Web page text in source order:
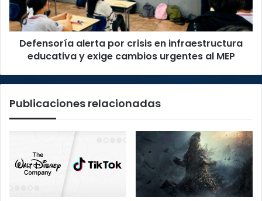
educativa
y
exige
cambios
urgentes
Defensoría alerta por crisis en infraestructura
educativa y exige cambios urgentes al MEP
Publicaciones relacionadas